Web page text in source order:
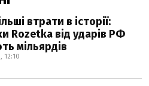
втрати в історії:
Rozetka від ударів РФ
мільярдів
12:10